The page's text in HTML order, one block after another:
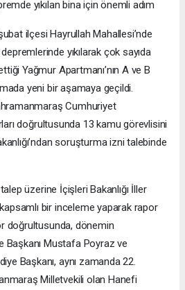
yıkılan bina için önemli adım
ilçesi Hayrullah Mahallesi’nde
yıkılarak çok sayıda
Yağmur Apartmanı’nın A ve B
yeni bir aşamaya geçildi.
Cumhuriyet
doğrultusunda 13 kamu görevlisini
soruşturma izni talebinde
üzerine İçişleri Bakanlığı İller
bir inceleme yaparak rapor
doğrultusunda, dönemin
Başkanı Mustafa Poyraz ve
Başkanı, aynı zamanda 22.
Milletvekili olan Hanefi